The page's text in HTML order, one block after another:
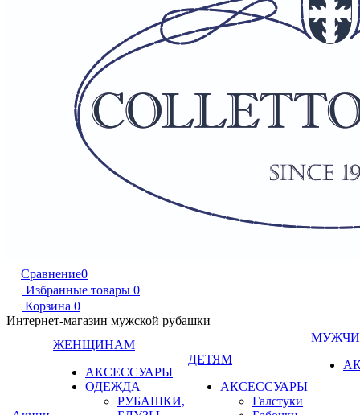
Сравнение0
Избранные товары 0
Корзина 0
Интернет-магазин мужской рубашки
ЖЕНЩИНАМ
АКСЕССУАРЫ
ОДЕЖДА
РУБАШКИ,
ДЕТЯМ
АКСЕССУАРЫ
Галстуки